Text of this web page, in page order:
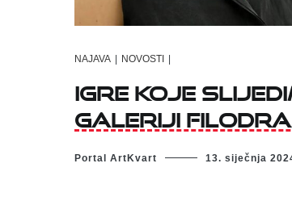
NAJAVA NOVOSTI
Igre koje
Galeriji
Portal ArtKvart 13. siječnja